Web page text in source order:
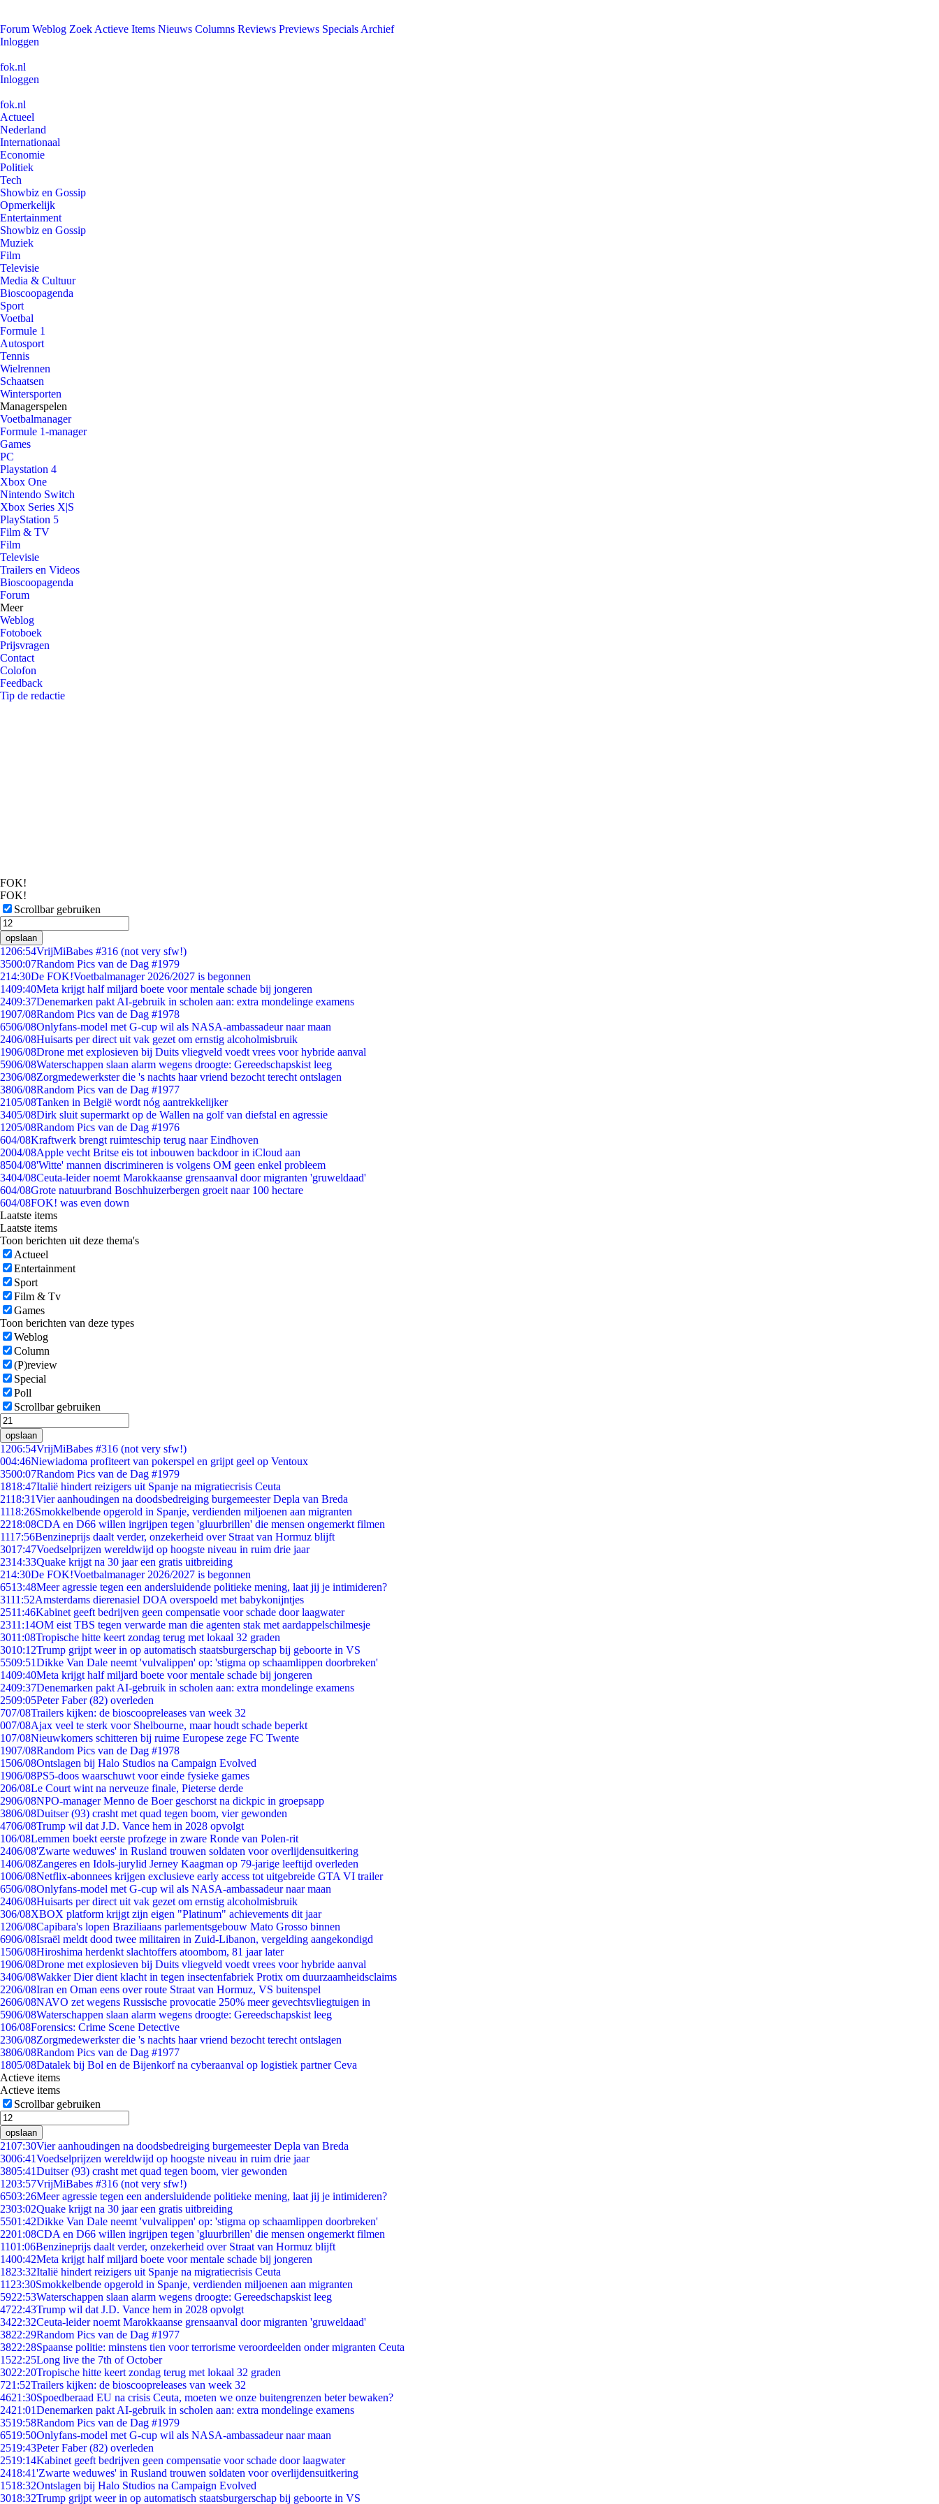
Forum Weblog Zoek Actieve Items Nieuws Columns Reviews Previews Specials Archief
Inloggen
fok.nl
Inloggen
fok.nl
Actueel
Nederland
Internationaal
Economie
Politiek
Tech
Showbiz en Gossip
Opmerkelijk
Entertainment
Showbiz en Gossip
Muziek
Film
Televisie
Media & Cultuur
Bioscoopagenda
Sport
Voetbal
Formule 1
Autosport
Tennis
Wielrennen
Schaatsen
Wintersporten
Managerspelen
Voetbalmanager
Formule 1-manager
Games
PC
Playstation 4
Xbox One
Nintendo Switch
Xbox Series X|S
PlayStation 5
Film & TV
Film
Televisie
Trailers en Videos
Bioscoopagenda
Forum
Meer
Weblog
Fotoboek
Prijsvragen
Contact
Colofon
Feedback
Tip de redactie
FOK!
FOK!
Scrollbar gebruiken
opslaan
1206:54VrijMiBabes #316 (not very sfw!)
3500:07Random Pics van de Dag #1979
214:30De FOK!Voetbalmanager 2026/2027 is begonnen
1409:40Meta krijgt half miljard boete voor mentale schade bij jongeren
2409:37Denemarken pakt AI-gebruik in scholen aan: extra mondelinge examens
1907/08Random Pics van de Dag #1978
6506/08Onlyfans-model met G-cup wil als NASA-ambassadeur naar maan
2406/08Huisarts per direct uit vak gezet om ernstig alcoholmisbruik
1906/08Drone met explosieven bij Duits vliegveld voedt vrees voor hybride aanval
5906/08Waterschappen slaan alarm wegens droogte: Gereedschapskist leeg
2306/08Zorgmedewerkster die 's nachts haar vriend bezocht terecht ontslagen
3806/08Random Pics van de Dag #1977
2105/08Tanken in België wordt nóg aantrekkelijker
3405/08Dirk sluit supermarkt op de Wallen na golf van diefstal en agressie
1205/08Random Pics van de Dag #1976
604/08Kraftwerk brengt ruimteschip terug naar Eindhoven
2004/08Apple vecht Britse eis tot inbouwen backdoor in iCloud aan
8504/08'Witte' mannen discrimineren is volgens OM geen enkel probleem
3404/08Ceuta-leider noemt Marokkaanse grensaanval door migranten 'gruweldaad'
604/08Grote natuurbrand Boschhuizerbergen groeit naar 100 hectare
604/08FOK! was even down
Laatste items
Laatste items
Toon berichten uit deze thema's
Actueel
Entertainment
Sport
Film & Tv
Games
Toon berichten van deze types
Weblog
Column
(P)review
Special
Poll
Scrollbar gebruiken
opslaan
1206:54VrijMiBabes #316 (not very sfw!)
004:46Niewiadoma profiteert van pokerspel en grijpt geel op Ventoux
3500:07Random Pics van de Dag #1979
1818:47Italië hindert reizigers uit Spanje na migratiecrisis Ceuta
2118:31Vier aanhoudingen na doodsbedreiging burgemeester Depla van Breda
1118:26Smokkelbende opgerold in Spanje, verdienden miljoenen aan migranten
2218:08CDA en D66 willen ingrijpen tegen 'gluurbrillen' die mensen ongemerkt filmen
1117:56Benzineprijs daalt verder, onzekerheid over Straat van Hormuz blijft
3017:47Voedselprijzen wereldwijd op hoogste niveau in ruim drie jaar
2314:33Quake krijgt na 30 jaar een gratis uitbreiding
214:30De FOK!Voetbalmanager 2026/2027 is begonnen
6513:48Meer agressie tegen een andersluidende politieke mening, laat jij je intimideren?
3111:52Amsterdams dierenasiel DOA overspoeld met babykonijntjes
2511:46Kabinet geeft bedrijven geen compensatie voor schade door laagwater
2311:14OM eist TBS tegen verwarde man die agenten stak met aardappelschilmesje
3011:08Tropische hitte keert zondag terug met lokaal 32 graden
3010:12Trump grijpt weer in op automatisch staatsburgerschap bij geboorte in VS
5509:51Dikke Van Dale neemt 'vulvalippen' op: 'stigma op schaamlippen doorbreken'
1409:40Meta krijgt half miljard boete voor mentale schade bij jongeren
2409:37Denemarken pakt AI-gebruik in scholen aan: extra mondelinge examens
2509:05Peter Faber (82) overleden
707/08Trailers kijken: de bioscoopreleases van week 32
007/08Ajax veel te sterk voor Shelbourne, maar houdt schade beperkt
107/08Nieuwkomers schitteren bij ruime Europese zege FC Twente
1907/08Random Pics van de Dag #1978
1506/08Ontslagen bij Halo Studios na Campaign Evolved
1906/08PS5-doos waarschuwt voor einde fysieke games
206/08Le Court wint na nerveuze finale, Pieterse derde
2906/08NPO-manager Menno de Boer geschorst na dickpic in groepsapp
3806/08Duitser (93) crasht met quad tegen boom, vier gewonden
4706/08Trump wil dat J.D. Vance hem in 2028 opvolgt
106/08Lemmen boekt eerste profzege in zware Ronde van Polen-rit
2406/08'Zwarte weduwes' in Rusland trouwen soldaten voor overlijdensuitkering
1406/08Zangeres en Idols-jurylid Jerney Kaagman op 79-jarige leeftijd overleden
1006/08Netflix-abonnees krijgen exclusieve early access tot uitgebreide GTA VI trailer
6506/08Onlyfans-model met G-cup wil als NASA-ambassadeur naar maan
2406/08Huisarts per direct uit vak gezet om ernstig alcoholmisbruik
306/08XBOX platform krijgt zijn eigen "Platinum" achievements dit jaar
1206/08Capibara's lopen Braziliaans parlementsgebouw Mato Grosso binnen
6906/08Israël meldt dood twee militairen in Zuid-Libanon, vergelding aangekondigd
1506/08Hiroshima herdenkt slachtoffers atoombom, 81 jaar later
1906/08Drone met explosieven bij Duits vliegveld voedt vrees voor hybride aanval
3406/08Wakker Dier dient klacht in tegen insectenfabriek Protix om duurzaamheidsclaims
2206/08Iran en Oman eens over route Straat van Hormuz, VS buitenspel
2606/08NAVO zet wegens Russische provocatie 250% meer gevechtsvliegtuigen in
5906/08Waterschappen slaan alarm wegens droogte: Gereedschapskist leeg
106/08Forensics: Crime Scene Detective
2306/08Zorgmedewerkster die 's nachts haar vriend bezocht terecht ontslagen
3806/08Random Pics van de Dag #1977
1805/08Datalek bij Bol en de Bijenkorf na cyberaanval op logistiek partner Ceva
Actieve items
Actieve items
Scrollbar gebruiken
opslaan
2107:30Vier aanhoudingen na doodsbedreiging burgemeester Depla van Breda
3006:41Voedselprijzen wereldwijd op hoogste niveau in ruim drie jaar
3805:41Duitser (93) crasht met quad tegen boom, vier gewonden
1203:57VrijMiBabes #316 (not very sfw!)
6503:26Meer agressie tegen een andersluidende politieke mening, laat jij je intimideren?
2303:02Quake krijgt na 30 jaar een gratis uitbreiding
5501:42Dikke Van Dale neemt 'vulvalippen' op: 'stigma op schaamlippen doorbreken'
2201:08CDA en D66 willen ingrijpen tegen 'gluurbrillen' die mensen ongemerkt filmen
1101:06Benzineprijs daalt verder, onzekerheid over Straat van Hormuz blijft
1400:42Meta krijgt half miljard boete voor mentale schade bij jongeren
1823:32Italië hindert reizigers uit Spanje na migratiecrisis Ceuta
11 23:30Smokkelbende opgerold in Spanje, verdienden miljoenen aan migranten
5922:53Waterschappen slaan alarm wegens droogte: Gereedschapskist leeg
4722:43Trump wil dat J.D. Vance hem in 2028 opvolgt
3422:32Ceuta-leider noemt Marokkaanse grensaanval door migranten 'gruweldaad'
3822:29Random Pics van de Dag #1977
3822:28Spaanse politie: minstens tien voor terrorisme veroordeelden onder migranten Ceuta
1522:25Long live the 7th of October
3022:20Tropische hitte keert zondag terug met lokaal 32 graden
721:52Trailers kijken: de bioscoopreleases van week 32
4621:30Spoedberaad EU na crisis Ceuta, moeten we onze buitengrenzen beter bewaken?
2421:01Denemarken pakt AI-gebruik in scholen aan: extra mondelinge examens
3519:58Random Pics van de Dag #1979
6519:50Onlyfans-model met G-cup wil als NASA-ambassadeur naar maan
2519:43Peter Faber (82) overleden
2519:14Kabinet geeft bedrijven geen compensatie voor schade door laagwater
2418:41'Zwarte weduwes' in Rusland trouwen soldaten voor overlijdensuitkering
1518:32Ontslagen bij Halo Studios na Campaign Evolved
3018:32Trump grijpt weer in op automatisch staatsburgerschap bij geboorte in VS